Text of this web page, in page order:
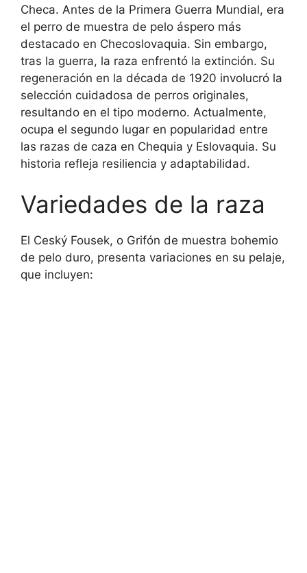
Checa. Antes de la Primera Guerra Mundial, era
el perro de muestra de pelo áspero más
destacado en Checoslovaquia. Sin embargo,
tras la guerra, la raza enfrentó la extinción. Su
regeneración en la década de 1920 involucró la
selección cuidadosa de perros originales,
resultando en el tipo moderno. Actualmente,
ocupa el segundo lugar en popularidad entre
las razas de caza en Chequia y Eslovaquia. Su
historia refleja resiliencia y adaptabilidad.
Variedades de la raza
El Ceský Fousek, o Grifón de muestra bohemio
de pelo duro, presenta variaciones en su pelaje,
que incluyen: